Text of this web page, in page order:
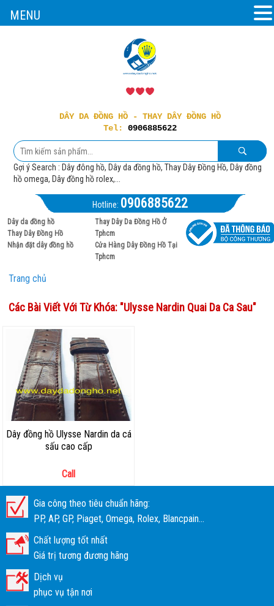
DÂY DA ĐỒNG HỒ - THAY DÂY ĐỒNG HỒ
Tel: 0906885622
Gợi ý Search : Dây đông hồ, Dây da đồng hồ, Thay Dây Đồng Hồ, Dây đồng
hồ omega, Dây đồng hồ rolex,...
Hotline: 0906885622
Dây da đồng hồ
Thay Dây Đồng Hồ
Nhận đặt dây đồng hồ
Thay Dây Da Đồng Hồ Ở
Tphcm
Cửa Hàng Dây Đồng Hồ Tại
Tphcm
Trang chủ
Các Bài Viết Với Từ Khóa: "Ulysse Nardin Quai Da Ca Sau"
Dây đồng hồ Ulysse Nardin da cá
sấu cao cấp
Call
Gia công theo tiêu chuẩn hãng:
PP, AP, GP, Piaget, Omega, Rolex, Blancpain...
Chất lượng tốt nhất
Giá trị tương đương hãng
Dịch vụ
phục vụ tận nơi
MENU